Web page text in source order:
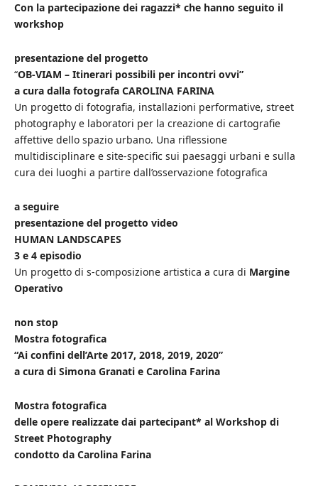
Con la partecipazione dei ragazzi* che hanno seguito il
workshop
presentazione del progetto
“OB-VIAM – Itinerari possibili per incontri ovvi”
a cura dalla fotografa CAROLINA FARINA
Un progetto di fotografia, installazioni performative, street
photography e laboratori per la creazione di cartografie
affettive dello spazio urbano. Una riflessione
multidisciplinare e site-specific sui paesaggi urbani e sulla
cura dei luoghi a partire dall’osservazione fotografica
a seguire
presentazione del progetto video
HUMAN LANDSCAPES
3 e 4 episodio
Un progetto di s-composizione artistica a cura di Margine
Operativo
non stop
Mostra fotografica
“Ai confini dell’Arte 2017, 2018, 2019, 2020”
a cura di Simona Granati e Carolina Farina
Mostra fotografica
delle opere realizzate dai partecipant* al Workshop di
Street Photography
condotto da Carolina Farina